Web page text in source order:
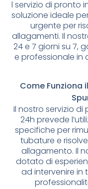
l servizio di pronto
soluzione ideale
urgente per
allagamenti. Il
24 e 7 giorni su 7,
e professionale in
Come Funziona
Il nostro servizio
24h prevede
specifiche per
tubature e
allagamento. Il
dotato di
ad intervenire in